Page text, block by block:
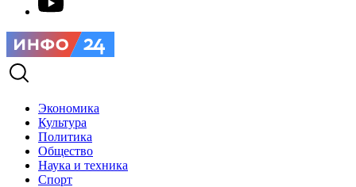
Экономика
Культура
Политика
Общество
Наука и техника
Спорт